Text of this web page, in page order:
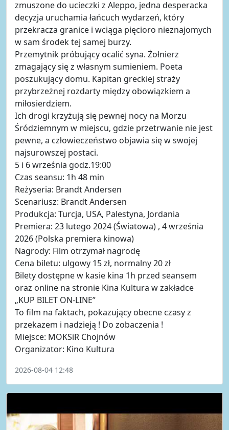
zmuszone do ucieczki z Aleppo, jedna desperacka
decyzja uruchamia łańcuch wydarzeń, który
przekracza granice i wciąga pięcioro nieznajomych
w sam środek tej samej burzy.
Przemytnik próbujący ocalić syna. Żołnierz
zmagający się z własnym sumieniem. Poeta
poszukujący domu. Kapitan greckiej straży
przybrzeżnej rozdarty między obowiązkiem a
miłosierdziem.
Ich drogi krzyżują się pewnej nocy na Morzu
Śródziemnym w miejscu, gdzie przetrwanie nie jest
pewne, a człowieczeństwo objawia się w swojej
najsurowszej postaci.
5 i 6 września godz.19:00
Czas seansu: 1h 48 min
Reżyseria: Brandt Andersen
Scenariusz: Brandt Andersen
Produkcja: Turcja, USA, Palestyna, Jordania
Premiera: 23 lutego 2024 (Światowa) , 4 września
2026 (Polska premiera kinowa)
Nagrody: Film otrzymał nagrodę
Cena biletu: ulgowy 15 zł, normalny 20 zł
Bilety dostępne w kasie kina 1h przed seansem
oraz online na stronie Kina Kultura w zakładce
„KUP BILET ON-LINE”
To film na faktach, pokazujący obecne czasy z
przekazem i nadzieją ! Do zobaczenia !
Miejsce: MOKSiR Chojnów
Organizator: Kino Kultura
2026-08-04 12:48